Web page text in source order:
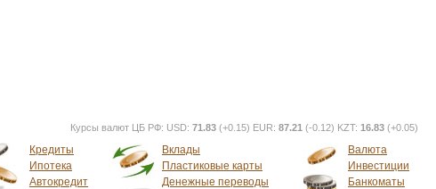
Курсы валют ЦБ РФ: USD: 71.83 (+0.15) EUR: 87.21 (-0.12) KZT: 16.83 (+0.05)
Кредиты
Ипотека
Автокредит
Вклады
Пластиковые карты
Денежные переводы
Валюта
Инвестиции
Банкоматы